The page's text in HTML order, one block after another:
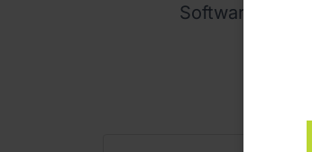
Software